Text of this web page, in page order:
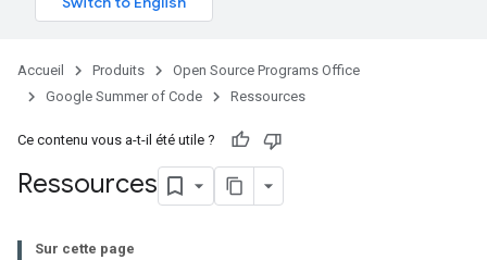
Accueil Produits
Open Source Programs Office
Google Summer of Code
Ressources
Ce contenu vous a-t-il été utile ?
Ressources
Sur cette page